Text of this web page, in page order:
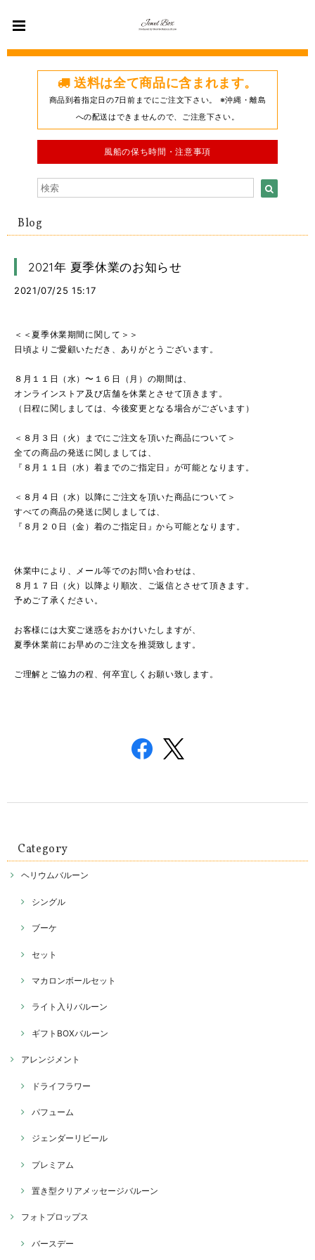
送料は全て商品に含まれます。
商品到着指定日の7日前までにご注文下さい。 ※沖縄・離島
への配送はできませんので、ご注意下さい。
風船の保ち時間・注意事項
Blog
2021年 夏季休業のお知らせ
2021/07/25 15:17
＜＜夏季休業期間に関して＞＞
日頃よりご愛顧いただき、ありがとうございます。
８月１１日（水）〜１６日（月）の期間は、
オンラインストア及び店舗を休業とさせて頂きます。
（日程に関しましては、今後変更となる場合がございます）
＜８月３日（火）までにご注文を頂いた商品について＞
全ての商品の発送に関しましては、
『８月１１日（水）着までのご指定日』が可能となります。
＜８月４日（水）以降にご注文を頂いた商品について＞
すべての商品の発送に関しましては、
『８月２０日（金）着のご指定日』から可能となります。
休業中により、メール等でのお問い合わせは、
８月１７日（火）以降より順次、ご返信とさせて頂きます。
予めご了承ください。
お客様には大変ご迷惑をおかけいたしますが、
夏季休業前にお早めのご注文を推奨致します。
ご理解とご協力の程、何卒宜しくお願い致します。
Category
ヘリウムバルーン
シングル
ブーケ
セット
マカロンボールセット
ライト入りバルーン
ギフトBOXバルーン
アレンジメント
ドライフラワー
パフューム
ジェンダーリビール
プレミアム
置き型クリアメッセージバルーン
フォトプロップス
バースデー